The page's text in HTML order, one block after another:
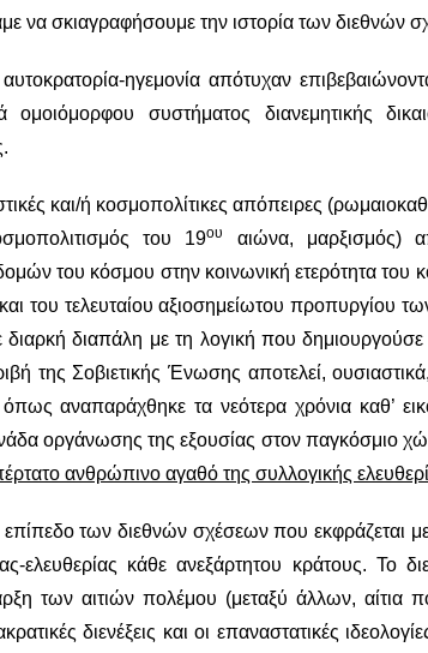
να σκιαγραφήσουμε την ιστορία των διεθνών
ηγεμονία απότυχαν
ομοιόμορφου συστήματος διανεμητικής
και/ή κοσμοπολίτικες απόπειρες
του 19ου
αιώνα, μαρξισμός)
του κόσμου στην κοινωνική ετερότητα του
του τελευταίου αξιοσημείωτου προπυργίου
διαρκή διαπάλη με τη λογική που
της Σοβιετικής Ένωσης αποτελεί,
αναπαράχθηκε τα νεότερα χρόνια καθ’
οργάνωσης της εξουσίας στον παγκόσμιο
ανθρώπινο αγαθό της συλλογικής
των διεθνών σχέσεων που εκφράζεται
ελευθερίας κάθε ανεξάρτητου κράτους. Το
των αιτιών πολέμου (μεταξύ άλλων, αίτια
διενέξεις και οι επαναστατικές